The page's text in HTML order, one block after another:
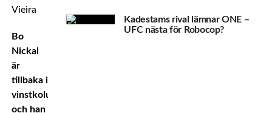
Bo
Nickal
är
tillbaka i
vinstkolumnen
och han
Kadestams rival lämnar ONE –
UFC nästa för Robocop?